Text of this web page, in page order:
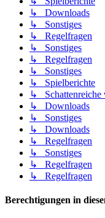
↳ Downloads
↳ Sonstiges
↳ Regelfragen
↳ Sonstiges
↳ Regelfragen
↳ Sonstiges
↳ Spielberichte
↳ Schattenreiche
↳ Downloads
↳ Sonstiges
↳ Downloads
↳ Regelfragen
↳ Sonstiges
↳ Regelfragen
↳ Regelfragen
Berechtigungen in